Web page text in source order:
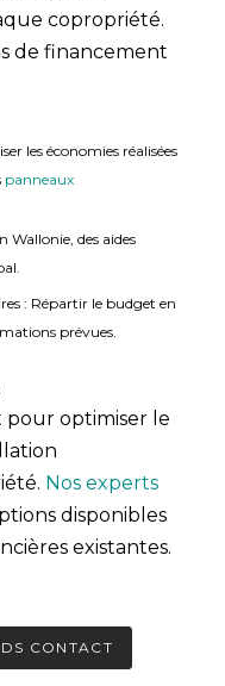
copropriété.
de financement
les économies réalisées
panneaux
Wallonie, des aides
: Répartir le budget en
prévues.
optimiser le
Nos experts
disponibles
existantes.
CONTACT